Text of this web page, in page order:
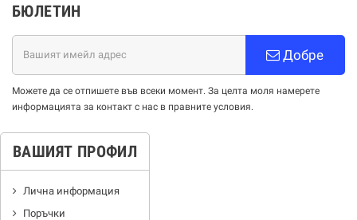
БЮЛЕТИН
Добре
Можете да се отпишете във всеки момент. За целта моля намерете
информацията за контакт с нас в правните условия.
ВАШИЯТ ПРОФИЛ
Лична информация
Поръчки